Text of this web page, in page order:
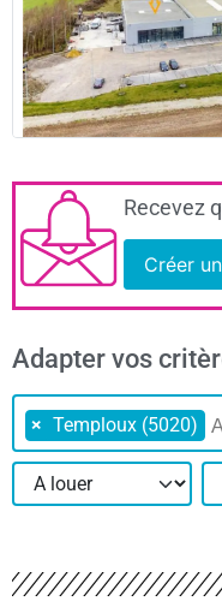
Recevez
Créer
Adapter vos
× Temploux (5020)